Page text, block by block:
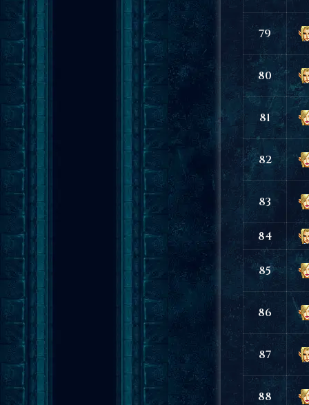
79
80
81
82
83
84
85
86
87
88